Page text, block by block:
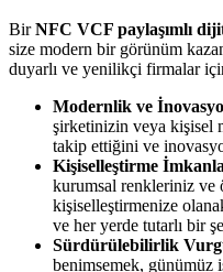
BirNFC VCF paylaşımlı
size modern bir görünüm
duyarlı ve yenilikçi firmalar
Modernlik ve
şirketinizin veya kişisel
takip ettiğini ve
Kişiselleştirme
kurumsal renkleriniz ve
kişiselleştirmenize
ve her yerde tutarlı bir
Sürdürülebilirlik
benimsemek, günümüz